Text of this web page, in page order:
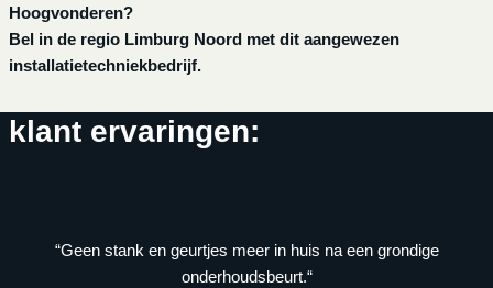
Hoogvonderen?
Bel in de regio Limburg Noord met dit aangewezen
installatietechniekbedrijf.
klant ervaringen:
“Geen stank en geurtjes meer in huis na een grondige
onderhoudsbeurt.“